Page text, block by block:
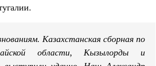
Казахстанская сборная по
области, Кызылорды и